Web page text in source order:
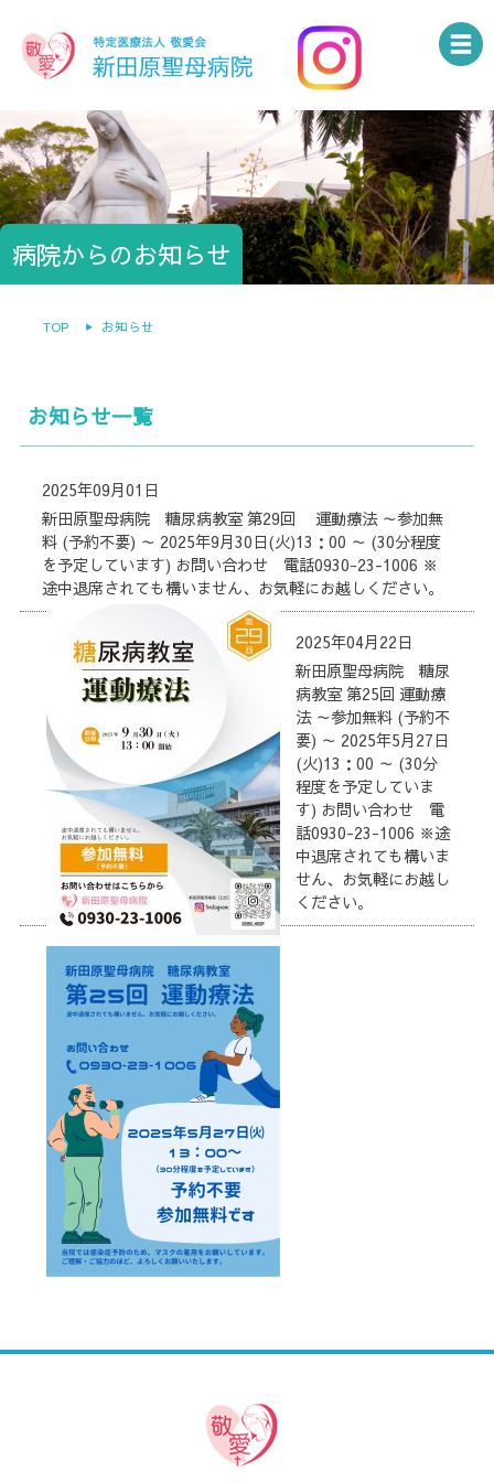
病院からのお知らせ
TOP お知らせ
お知らせ一覧
2025年09月01日
新田原聖母病院 糖尿病教室 第29回 運動療法 ～参加無
料 (予約不要) ～ 2025年9月30日(火)13：00 ～ (30分程度
を予定しています) お問い合わせ 電話0930-23-1006 ※
途中退席されても構いません、お気軽にお越しください。
2025年04月22日
新田原聖母病院 糖尿
病教室 第25回 運動療
法 ～参加無料 (予約不
要) ～ 2025年5月27日
(火)13：00 ～ (30分
程度を予定していま
す) お問い合わせ 電
話0930-23-1006 ※途
中退席されても構いま
せん、お気軽にお越し
ください。